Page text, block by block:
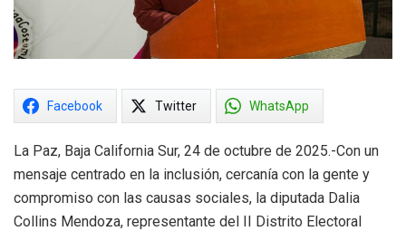
Facebook Twitter WhatsApp
La Paz, Baja California Sur, 24 de octubre de 2025.-Con un
mensaje centrado en la inclusión, cercanía con la gente y
compromiso con las causas sociales, la diputada Dalia
Collins Mendoza, representante del II Distrito Electoral